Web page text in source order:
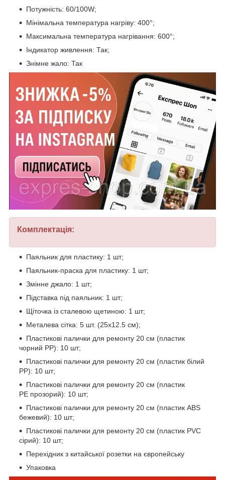
Потужність: 60/100W;
Мінімальна температура нагріву: 400°;
Максимальна температура нагрівання: 600°;
Індикатор живлення: Так;
Знімне жало: Так
Комплектація:
Паяльник для пластику: 1 шт;
Паяльник-праска для пластику: 1 шт;
Змінне джало: 1 шт;
Підставка під паяльник: 1 шт;
Щіточка із сталевою щетиною: 1 шт;
Металева сітка: 5 шт. (25х12.5 см);
Пластикові палички для ремонту 20 см (пластик
чорний РР): 10 шт;
Пластикові палички для ремонту 20 см (пластик білий
РР): 10 шт;
Пластикові палички для ремонту 20 см (пластик
РЕ прозорий): 10 шт;
Пластикові палички для ремонту 20 см (пластик ABS
бежевий): 10 шт;
Пластикові палички для ремонту 20 см (пластик PVC
сірий): 10 шт;
Перехідник з китайської розетки на європейську
Упаковка